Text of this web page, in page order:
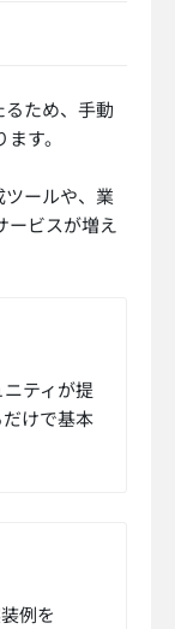
ため、手動
す。
ールや、業
ビスが増え
ティが提
けで基本
例を